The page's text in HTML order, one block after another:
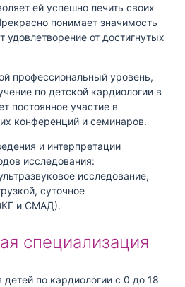
ей успешно лечить своих
понимает значимость
удовлетворение от достигнутых
профессиональный уровень,
по детской кардиологии в
постоянное участие в
конференций и семинаров.
и интерпретации
исследования:
исследование,
суточное
и СМАД).
специализация
детей по кардиологии с 0 до 18